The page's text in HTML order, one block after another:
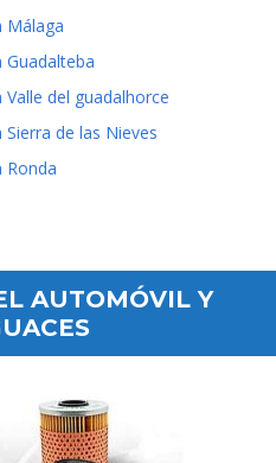
Málaga
del guadalhorce
de las Nieves
Ronda
AUTOMÓVIL Y